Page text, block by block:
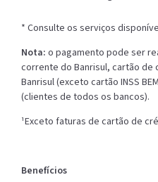
* Consulte os serviços
Nota: o pagamento pode ser
corrente do Banrisul, cartão de
Banrisul (exceto cartão INSS
(clientes de todos os bancos).
¹Exceto faturas de cartão de
Benefícios